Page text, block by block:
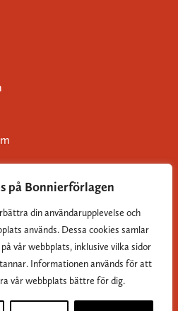
på Bonnierförlagen
din användarupplevelse och
används. Dessa cookies samlar
vår webbplats, inklusive vilka sidor
Informationen används för att
vår webbplats bättre för dig.
Cookies